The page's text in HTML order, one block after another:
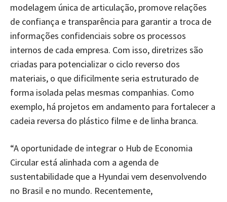
modelagem única de articulação, promove relações
de confiança e transparência para garantir a troca de
informações confidenciais sobre os processos
internos de cada empresa. Com isso, diretrizes são
criadas para potencializar o ciclo reverso dos
materiais, o que dificilmente seria estruturado de
forma isolada pelas mesmas companhias. Como
exemplo, há projetos em andamento para fortalecer a
cadeia reversa do plástico filme e de linha branca.
“A oportunidade de integrar o Hub de Economia
Circular está alinhada com a agenda de
sustentabilidade que a Hyundai vem desenvolvendo
no Brasil e no mundo. Recentemente,